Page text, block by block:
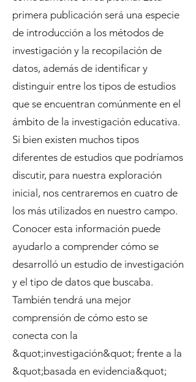
primera publicación será una especie
de introducción a los métodos de
investigación y la recopilación de
datos, además de identificar y
distinguir entre los tipos de estudios
que se encuentran comúnmente en el
ámbito de la investigación educativa.
Si bien existen muchos tipos
diferentes de estudios que podríamos
discutir, para nuestra exploración
inicial, nos centraremos en cuatro de
los más utilizados en nuestro campo.
Conocer esta información puede
ayudarlo a comprender cómo se
desarrolló un estudio de investigación
y el tipo de datos que buscaba.
También tendrá una mejor
comprensión de cómo esto se
conecta con la
&quot;investigación&quot; frente a la
&quot;basada en evidencia&quot;